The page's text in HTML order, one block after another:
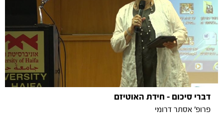
דברי סיכום - חידת האוטיזם
פרופ' אסתר דרומי